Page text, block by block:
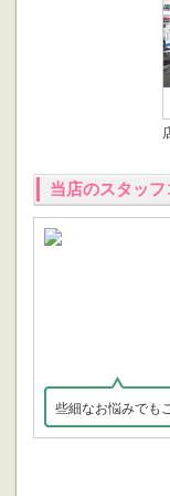
当店のスタッフ
些細なお悩みでも